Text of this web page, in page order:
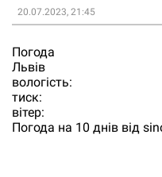
20.07.2023, 21:45
Погода
Львiв
вологість:
тиск:
вітер:
Погода на 10 днів від